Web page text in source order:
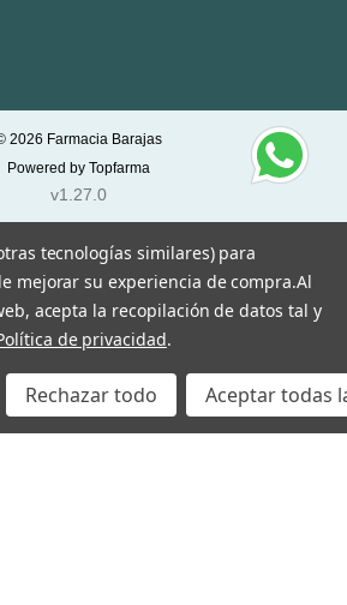
2026 Farmacia Barajas
Powered by Topfarma
v1.27.0
tecnologías similares) para
mejorar su experiencia de compra.Al
acepta la recopilación de datos tal y
de privacidad.
Rechazar todo Aceptar todas